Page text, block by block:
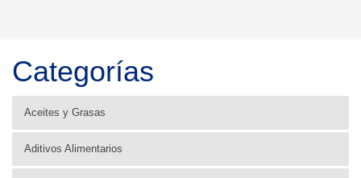
Categorías
Aceites y Grasas
Aditivos Alimentarios